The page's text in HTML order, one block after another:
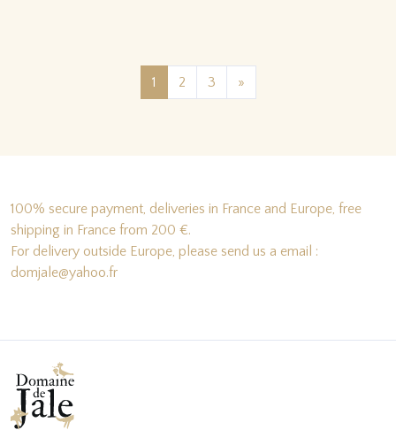
Posts navigation
1 2 3 »
100% secure payment, deliveries in France and Europe, free
shipping in France from 200 €.
For delivery outside Europe, please send us a email :
domjale@yahoo.fr